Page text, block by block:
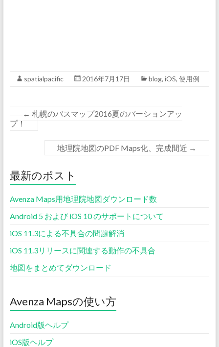
spatialpacific 2016年7月17日 blog, iOS, 使用例
← 札幌のバスマップ2016夏のバーションアッ
プ！
地理院地図のPDF Maps化、完成間近 →
最新のポスト
Avenza Maps用地理院地図ダウンロード数
Android 5 および iOS 10 のサポートについて
iOS 11.3による不具合の問題解消
iOS 11.3リリースに関連する動作の不具合
地図をまとめてダウンロード
Avenza Mapsの使い方
Android版ヘルプ
iOS版ヘルプ